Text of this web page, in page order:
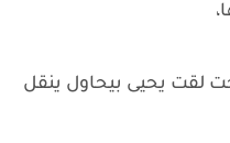
لقت يحيى بيحاول ينقل